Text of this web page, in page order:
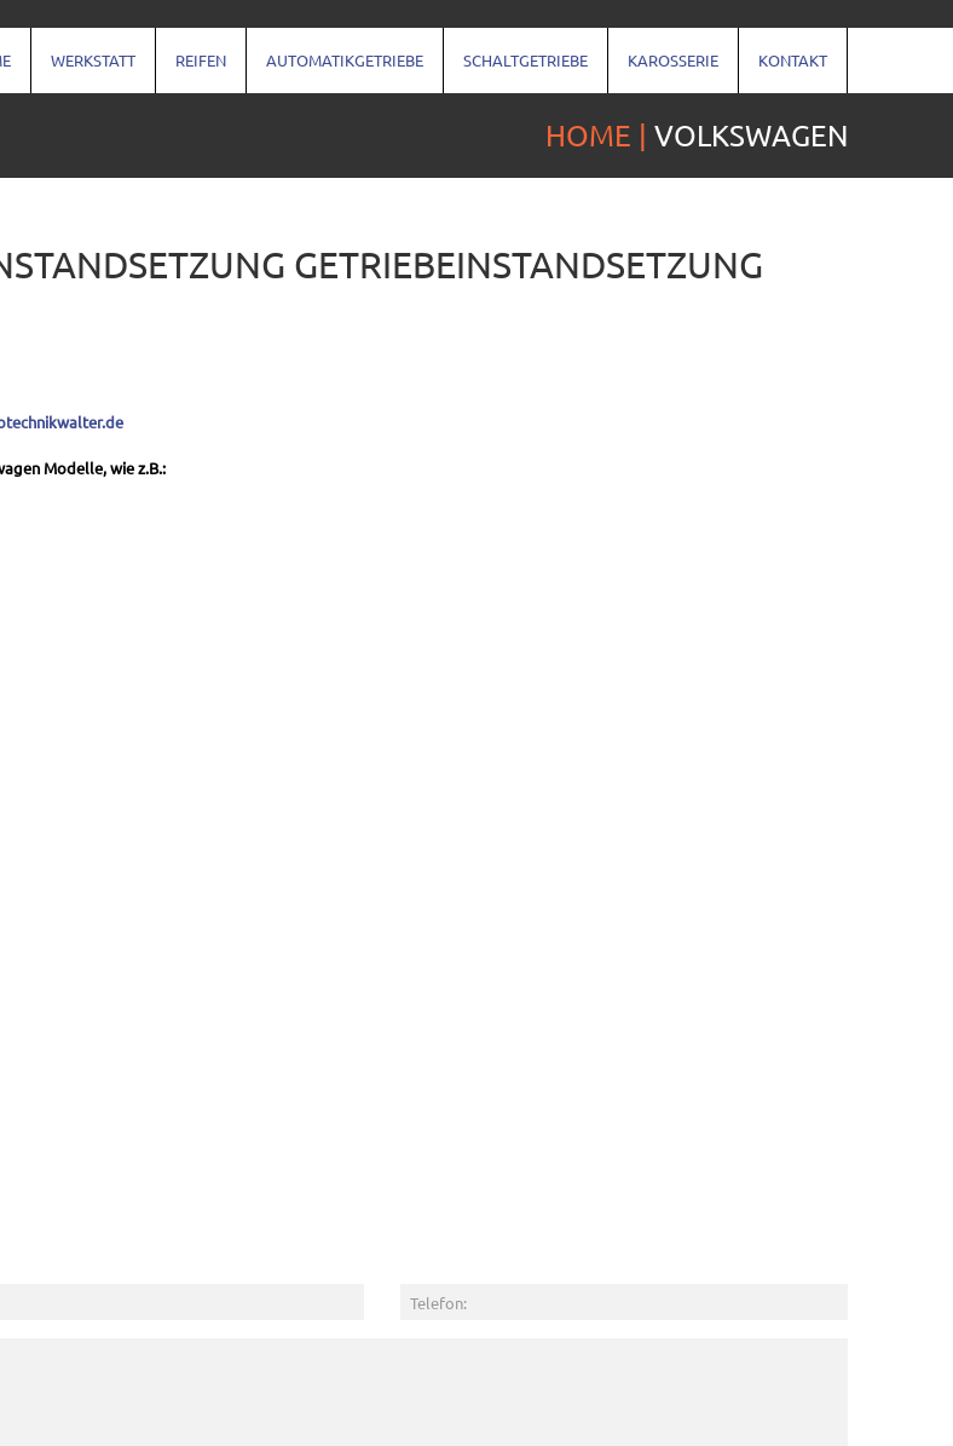
WERKSTATT REIFEN AUTOMATIKGETRIEBE SCHALTGETRIEBE KAROSSERIE KONTAKT
HOME VOLKSWAGEN
GETRIEBEINSTANDSETZUNG
Modelle, wie z.B.: